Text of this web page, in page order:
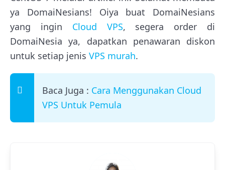
ya DomaiNesians! Oiya buat DomaiNesians
yang ingin Cloud VPS, segera order di
DomaiNesia ya, dapatkan penawaran diskon
untuk setiap jenis VPS murah.
Baca Juga : Cara Menggunakan Cloud
VPS Untuk Pemula